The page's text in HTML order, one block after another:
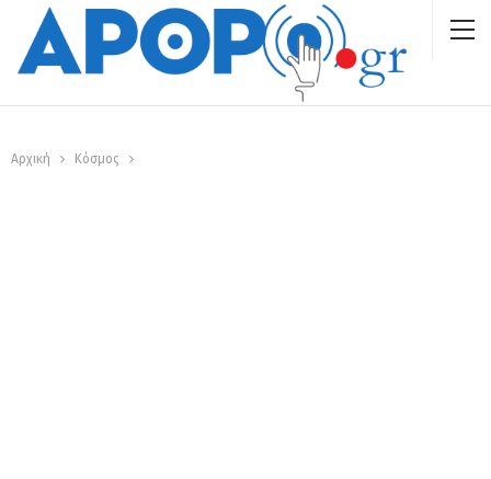
Αρχική Κόσμος